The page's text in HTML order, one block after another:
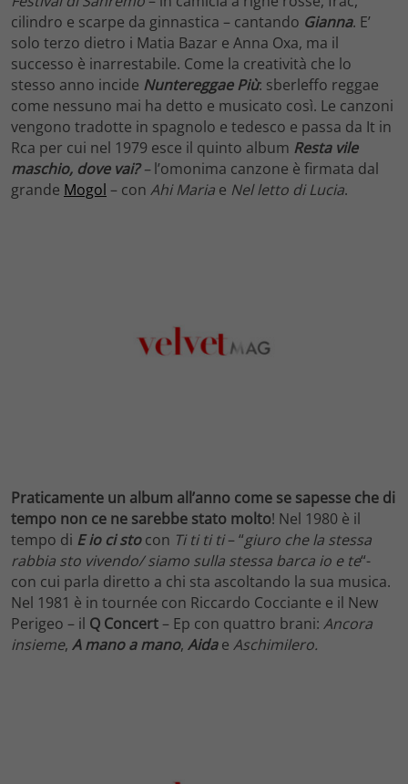
cilindro e scarpe da ginnastica – cantando Gianna. E’
solo terzo dietro i Matia Bazar e Anna Oxa, ma il
successo è inarrestabile. Come la creatività che lo
stesso anno incide Nuntereggae Più: sberleffo reggae
come nessuno mai ha detto e musicato così. Le canzoni
vengono tradotte in spagnolo e tedesco e passa da It in
Rca per cui nel 1979 esce il quinto album Resta vile
maschio, dove vai?–l’omonima canzone è firmata dal
grande Mogol – con Ahi Maria e Nel letto di Lucia.
Praticamente un album all’anno come se sapesse che di
tempo non ce ne sarebbe stato molto! Nel 1980 è il
tempo di E io ci stocon Ti ti ti ti– “giuro che la stessa
rabbia sto vivendo/ siamo sulla stessa barca io e te“-
con cui parla diretto a chi sta ascoltando la sua musica.
Nel 1981 è in tournée con Riccardo Cocciante e il New
Perigeo – il Q Concert– Ep con quattro brani: Ancora
insieme, A mano a mano, Aidae Aschimilero.